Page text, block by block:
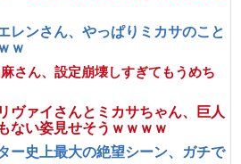
レンさん、やっぱりミカサのこと
ｗ
さん、設定崩壊しすぎてもうめち
ヴァイさんとミカサちゃん、巨人
ない姿見せそうｗｗｗｗ
ー史上最大の絶望シーン、ガチで